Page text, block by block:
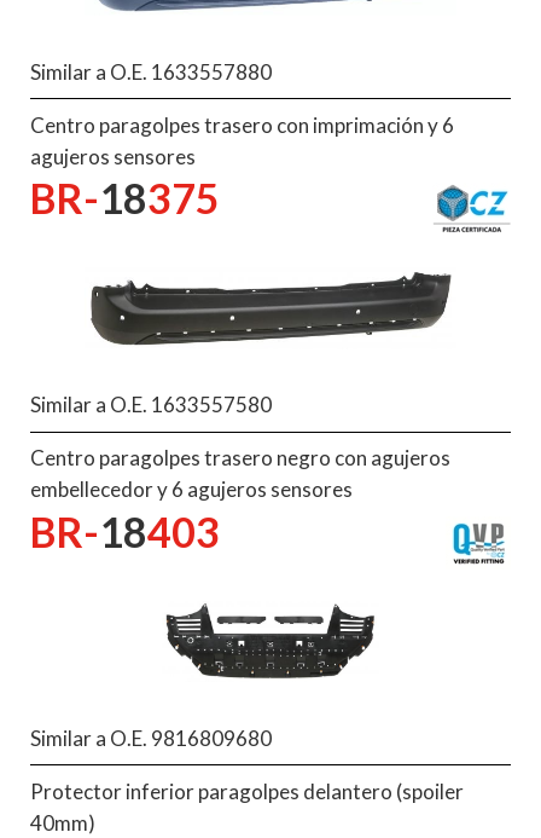
Similar a O.E. 1633557880
Centro paragolpes trasero con imprimación y 6
agujeros sensores
BR-18375
Similar a O.E. 1633557580
Centro paragolpes trasero negro con agujeros
embellecedor y 6 agujeros sensores
BR-18403
Similar a O.E. 9816809680
Protector inferior paragolpes delantero (spoiler
40mm)